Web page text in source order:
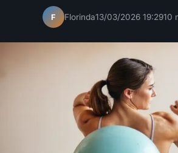
F Florinda13/03/2026 19:2910